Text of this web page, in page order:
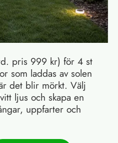
pris 999 kr) för 4 st
som laddas av solen
det blir mörkt. Välj
ljus och skapa en
uppfarter och